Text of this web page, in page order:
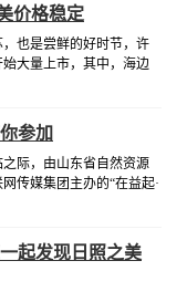
价格稳定
也是尝鲜的好时节，许
大量上市，其中，海边
到的海虹。
参加
际，由山东省自然资源
传媒集团主办的“在益起·
国”，目前，此项活动已连
起发现日照之美